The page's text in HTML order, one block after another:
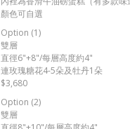
顏色可自選
Option (1)
雙層
直徑6"+8"/每層高度約4"
連玫瑰糖花4-5朵及牡丹1朵
$3,680
Option (2)
雙層